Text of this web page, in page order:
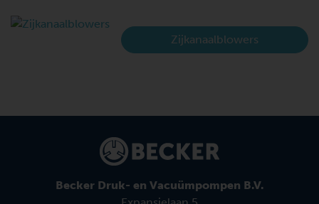
Zijkanaalblowers
Becker Druk- en Vacuümpompen B.V.